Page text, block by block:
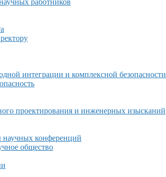
работников
интеграции и комплексной безопасности
проектирования и инженерных изысканий
конференций
общество